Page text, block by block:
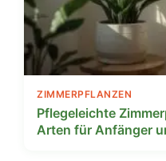
ZIMMERPFLANZEN
Pflegeleichte
Arten für Anfänger